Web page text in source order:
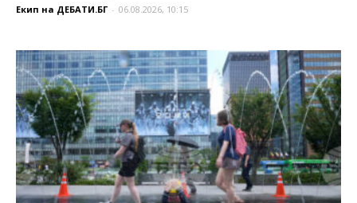
Екип на ДЕБАТИ.БГ - 06.08.2026, 10:15